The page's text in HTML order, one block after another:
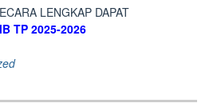
LENGKAP DAPAT
TP 2025-2026